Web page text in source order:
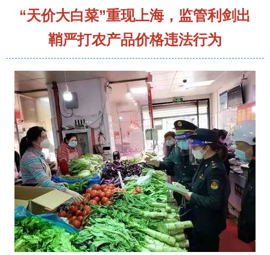
“天价大白菜”重现上海，监管利剑出
鞘严打农产品价格违法行为